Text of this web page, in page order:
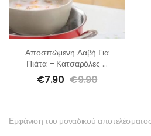
Αποσπώμενη Λαβή Για
Πιάτα – Κατσαρόλες –
Τηγάνια
€7.90 €9.90
Εμφάνιση του μοναδικού αποτελέσματος